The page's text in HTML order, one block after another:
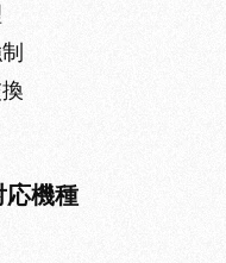
応機種